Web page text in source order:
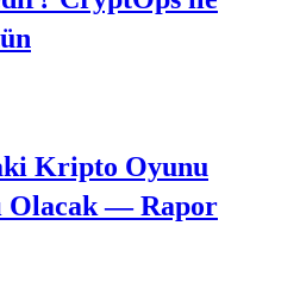
Kripto Oyunu
Olacak — Rapor